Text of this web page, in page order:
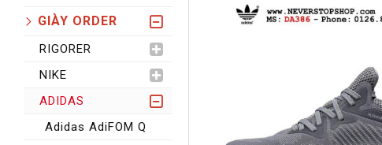
GIÀY ORDER
RIGORER
NIKE
ADIDAS
Adidas AdiFOM Q